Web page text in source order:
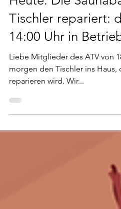
26. Aug. 2025 1 Min. Lesezeit
Heute: Die
Tischler repariert:
14:00 Uhr in
Liebe Mitglieder des ATV von
morgen den Tischler ins